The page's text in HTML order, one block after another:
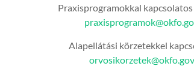
Praxisprogramokkal
Alapellátási körzetekkel